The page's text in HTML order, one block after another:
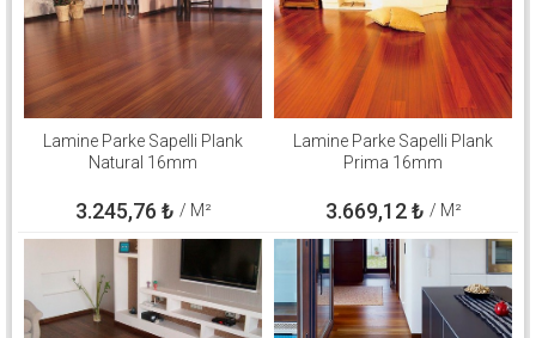
Lamine Parke Sapelli Plank
Natural 16mm
3.245,76 ₺ / M²
Lamine Parke Sapelli Plank
Prima 16mm
3.669,12₺ / M²